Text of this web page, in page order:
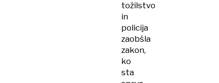
tožilstvo
in
policija
zaobšla
zakon,
ko
sta